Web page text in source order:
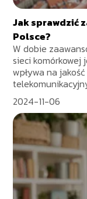
Jak sprawdzić
Polsce?
W dobie
sieci komórkowej
wpływa na
2024-11-06